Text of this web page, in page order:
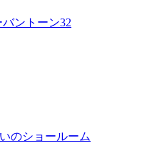
ントーン32